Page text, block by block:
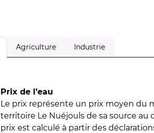
Agriculture Industrie
Prix de l’eau
Le prix représente un prix moyen du
territoire Le Nuéjouls de sa source au
prix est calculé à partir des